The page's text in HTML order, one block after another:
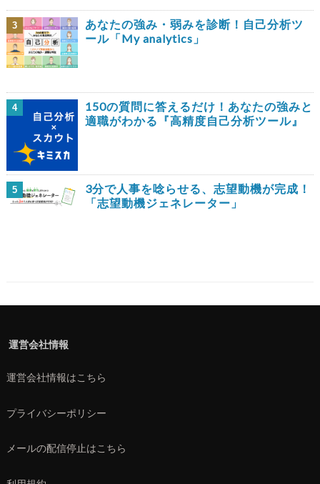
3
あなたの強み・弱みを診断！自己分析ツ
ール「My analytics」
4
150の質問に答えるだけ！あなたの強みと
適職がわかる『高精度自己分析ツール』
5
3分で人事を唸らせる、志望動機が完成！
「志望動機ジェネレーター」
運営会社情報
運営会社情報はこちら
プライバシーポリシー
メールの配信停止はこちら